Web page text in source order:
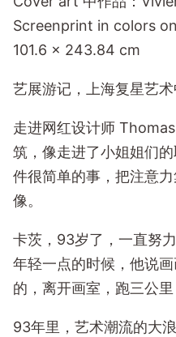
Screenprint in colors
101.6 x 243.84 cm
艺展游记，上海复星艺术
走进网红设计师
筑，像走进了小姐姐们
件很简单的事，把注意
像。
卡茨，93岁了，一直努
年轻一点的时候，他说
的，离开画室，跑三公里
93年里，艺术潮流的大